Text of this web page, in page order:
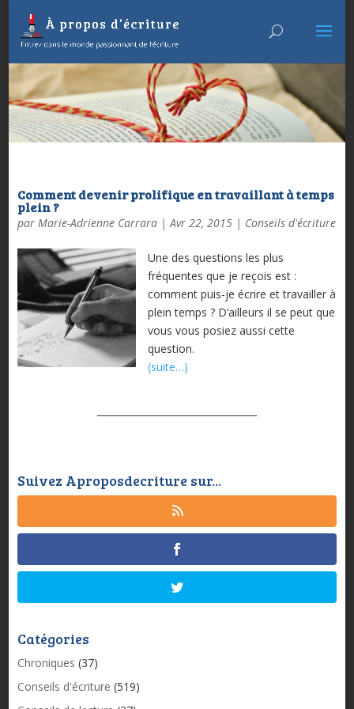
Comment devenir prolifique en travaillant à temps
plein ?
par Marie-Adrienne Carrara|Avr 22, 2015| Conseils d'écriture
Une des questions les plus
fréquentes que je reçois est :
comment puis-je écrire et travailler à
plein temps ? D’ailleurs il se peut que
vous vous posiez aussi cette
question.
(suite…)
Suivez Aproposdecriture sur...
Catégories
Chroniques (37)
Conseils d'écriture (519)